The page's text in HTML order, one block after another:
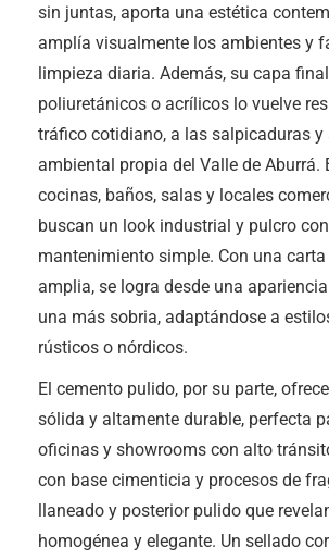
sin juntas, aporta una estética
amplía visualmente los ambientes y
limpieza diaria. Además, su capa
poliuretánicos o acrílicos lo vuelve
tráfico cotidiano, a las salpicaduras y
ambiental propia del Valle de Aburrá.
cocinas, baños, salas y locales
buscan un look industrial y pulcro con
mantenimiento simple. Con una
amplia, se logra desde una
una más sobria, adaptándose a
rústicos o nórdicos.
El cemento pulido, por su parte,
sólida y altamente durable, perfecta
oficinas y showrooms con alto
con base cimenticia y procesos de
llaneado y posterior pulido que
homogénea y elegante. Un sellado